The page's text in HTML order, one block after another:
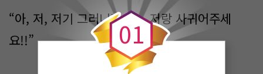
“아, 저, 저기 그러니깐······. 저랑 사귀어주세
요!!”
01